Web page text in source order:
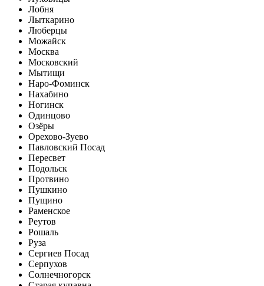
Лобня
Лыткарино
Люберцы
Можайск
Москва
Московский
Мытищи
Наро-Фоминск
Нахабино
Ногинск
Одинцово
Озёры
Орехово-Зуево
Павловский Посад
Пересвет
Подольск
Протвино
Пушкино
Пущино
Раменское
Реутов
Рошаль
Руза
Сергиев Посад
Серпухов
Солнечногорск